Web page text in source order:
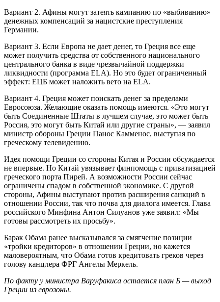
Вариант 2. Афины могут затеять кампанию по «выбиванию»
денежных компенсаций за нацистские преступления
Германии.
Вариант 3. Если Европа не дает денег, то Греция все еще
может получить средства от собственного национального
центрального банка в виде чрезвычайной поддержки
ликвидности (программа ELA). Но это будет ограниченный
эффект: ЕЦБ может наложить вето на ELA.
Вариант 4. Греция может поискать денег за пределами
Евросоюза. Желающие оказать помощь имеются. «Это могут
быть Соединенные Штаты в лучшем случае, это может быть
Россия, это могут быть Китай или другие страны», — заявил
министр обороны Греции Панос Камменос, выступая по
греческому телевидению.
Идея помощи Греции со стороны Китая и России обсуждается
не впервые. Но Китай увязывает финпомощь с приватизацией
греческого порта Пирей. А возможности России сейчас
ограничены спадом в собственной экономике. С другой
стороны, Афины выступают против расширения санкций в
отношении России, так что почва для диалога имеется. Глава
российского Минфина Антон Силуанов уже заявил: «Мы
готовы рассмотреть их просьбу».
Барак Обама ранее высказывался за смягчение позиции
«тройки кредиторов» в отношении Греции, но кажется
маловероятным, что Обама готов кредитовать греков через
голову канцлера ФРГ Ангелы Меркель.
По факту у министра Варуфакиса остается план Б — выход
Греции из еврозоны.